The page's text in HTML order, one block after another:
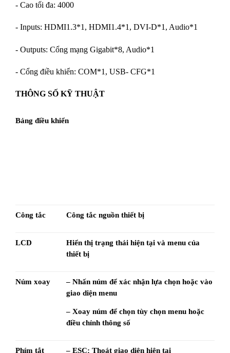
- Cao tối đa: 4000
- Inputs: HDMI1.3*1, HDMI1.4*1, DVI-D*1, Audio*1
- Outputs: Cổng mạng Gigabit*8, Audio*1
- Cổng điều khiển: COM*1, USB- CFG*1
THÔNG SỐ KỸ THUẬT
Bảng điều khiển
Công tắc Công tắc nguồn thiết bị
LCD
Hiển thị trạng thái hiện tại và menu của
thiết bị
Núm xoay
– Nhấn núm để xác nhận lựa chọn hoặc vào
giao diện menu
– Xoay núm để chọn tùy chọn menu hoặc
điều chỉnh thông số
Phím tắt – ESC: Thoát giao diện hiện tại